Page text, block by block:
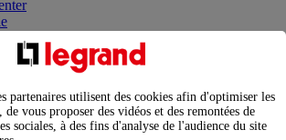
et planifier le fonctionnement des appareils
et optimiser son tableau électrique
Data Center Solutions : concentrer les
au service de vos performances
partenaires utilisent des cookies afin d'optimiser les
vous proposer des vidéos et des remontées de
sociales, à des fins d'analyse de l'audience du site